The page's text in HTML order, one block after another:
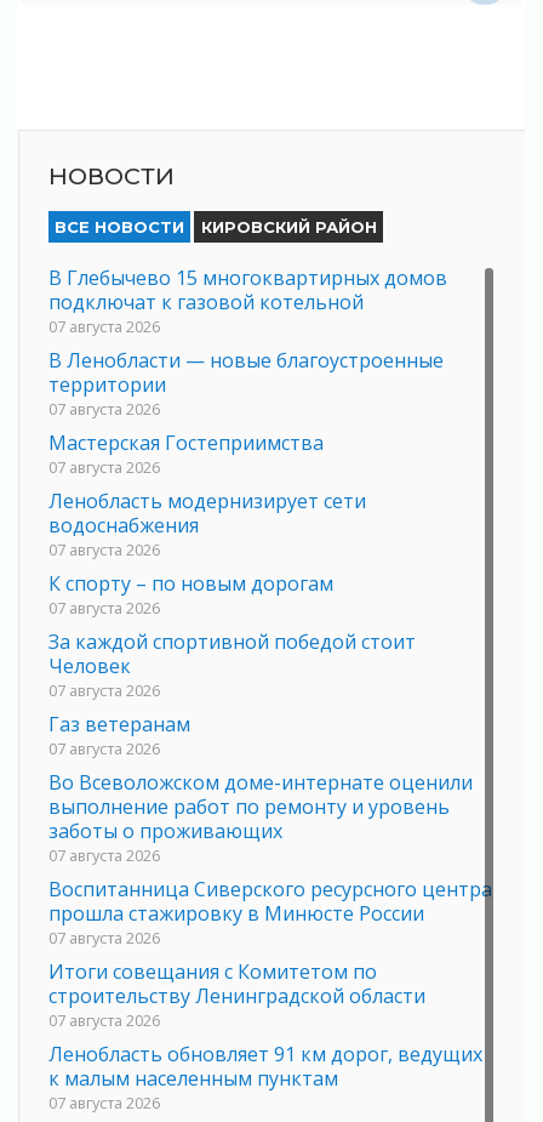
НОВОСТИ
ВСЕ НОВОСТИ КИРОВСКИЙ РАЙОН
В Глебычево 15 многоквартирных домов
подключат к газовой котельной
07 августа 2026
В Ленобласти — новые благоустроенные
территории
07 августа 2026
Мастерская Гостеприимства
07 августа 2026
Ленобласть модернизирует сети
водоснабжения
07 августа 2026
К спорту – по новым дорогам
07 августа 2026
За каждой спортивной победой стоит
Человек
07 августа 2026
Газ ветеранам
07 августа 2026
Во Всеволожском доме-интернате оценили
выполнение работ по ремонту и уровень
заботы о проживающих
07 августа 2026
Воспитанница Сиверского ресурсного центра
прошла стажировку в Минюсте России
07 августа 2026
Итоги совещания с Комитетом по
строительству Ленинградской области
07 августа 2026
Ленобласть обновляет 91 км дорог, ведущих
к малым населенным пунктам
07 августа 2026